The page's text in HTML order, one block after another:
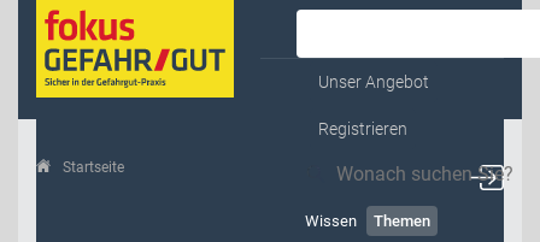
Unser Angebot
Registrieren
Wissen Themen
Startseite